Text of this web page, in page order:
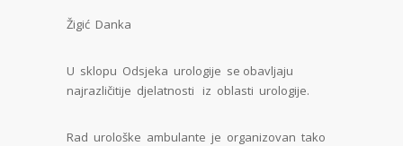
Žigić Danka
U sklopu Odsjeka urologije se obavljaju
najrazličitije djelatnosti iz oblasti urologije.
Rad urološke ambulante je organizovan tako